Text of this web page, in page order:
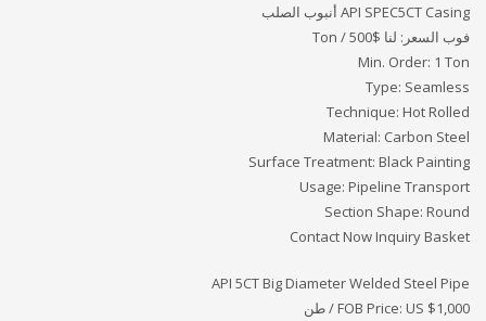
API SPEC5CT Casing أنبوب الصلب
فوب السعر: لنا $500 / Ton
Min. Order: 1 Ton
Type: Seamless
Technique: Hot Rolled
Material: Carbon Steel
Surface Treatment: Black Painting
Usage: Pipeline Transport
Section Shape: Round
Contact Now Inquiry Basket
API 5CT Big Diameter Welded Steel Pipe
FOB Price: US $1,000 / طن